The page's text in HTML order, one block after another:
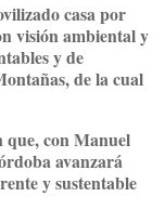
casa por
visión ambiental y
y de
de la cual
que, con Manuel
avanzará
y sustentable